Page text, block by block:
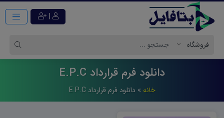
|
دانلود فرم قرارداد E.P.C
خانه »دانلود فرم قرارداد E.P.C